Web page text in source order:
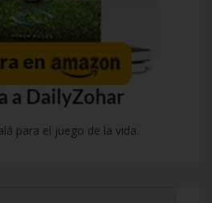
para el juego de la vida.